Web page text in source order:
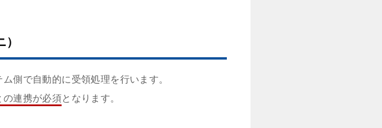
側で自動的に受領処理を行います。
の連携が必須となります。